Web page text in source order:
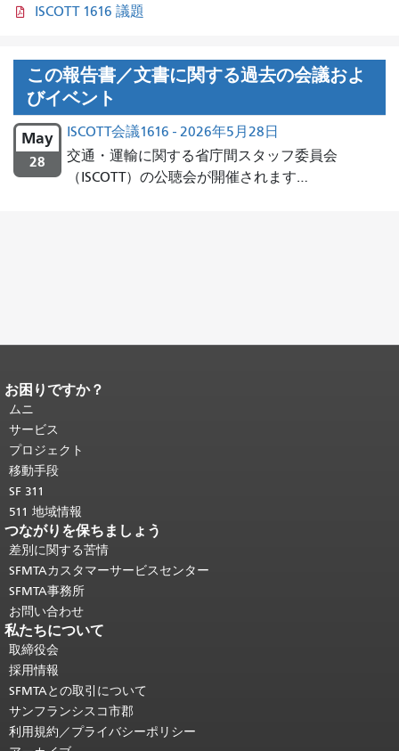
ISCOTT 1616 議題
この報告書／文書に関する過去の会議およ
びイベント
May
28
ISCOTT会議1616 - 2026年5月28日
交通・運輸に関する省庁間スタッフ委員会
（ISCOTT）の公聴会が開催されます…
ページコンテンツの終わり。
ジの残りの部分はすべてのページで繰
り返されます。
頭に戻る。
お困りですか？
ムニ
サービス
プロジェクト
移動手段
SF 311
511 地域情報
つながりを保ちましょう
差別に関する苦情
SFMTAカスタマーサービスセンター
SFMTA事務所
お問い合わせ
私たちについて
取締役会
採用情報
SFMTAとの取引について
サンフランシスコ市郡
利用規約／プライバシーポリシー